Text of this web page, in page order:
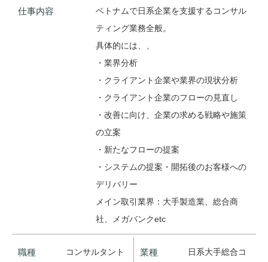
仕事内容
ベトナムで日系企業を支援するコンサル
ティング業務全般。
具体的には、、
・業界分析
・クライアント企業や業界の現状分析
・クライアント企業のフローの見直し
・改善に向け、企業の求める戦略や施策
の立案
・新たなフローの提案
・システムの提案・開拓後のお客様への
デリバリー
メイン取引業界：大手製造業、総合商
社、メガバンクetc
職種 コンサルタント 業種 日系大手総合コ